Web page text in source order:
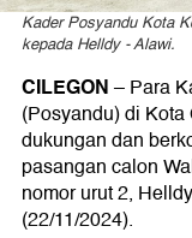
Kader Posyandu Kota
kepada Helldy - Alawi.
CILEGON– Para
(Posyandu) di
dukungan dan
pasangan calon
nomor urut 2,
(22/11/2024).